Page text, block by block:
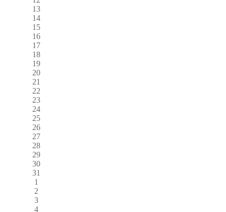
13
14
15
16
17
18
19
20
21
22
23
24
25
26
27
28
29
30
31
1
2
3
4